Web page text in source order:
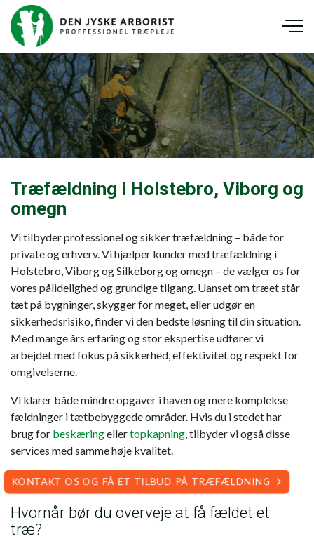
hovedindhold
Træfældning i Holstebro, Viborg og
omegn
Vi tilbyder professionel og sikker træfældning – både for
private og erhverv. Vi hjælper kunder med træfældning i
Holstebro, Viborg og Silkeborg og omegn – de vælger os for
vores pålidelighed og grundige tilgang. Uanset om træet står
tæt på bygninger, skygger for meget, eller udgør en
sikkerhedsrisiko, finder vi den bedste løsning til din situation.
Med mange års erfaring og stor ekspertise udfører vi
arbejdet med fokus på sikkerhed, effektivitet og respekt for
omgivelserne.
Vi klarer både mindre opgaver i haven og mere komplekse
fældninger i tætbebyggede områder. Hvis du i stedet har
brug for beskæringellertopkapning, tilbyder vi også disse
services med samme høje kvalitet.
KONTAKT OS OG FÅ ET TILBUD PÅ TRÆFÆLDNING
Hvornår bør du overveje at få fældet et
træ?